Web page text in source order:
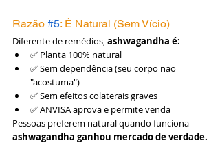
Razão #5: É Natural (Sem Vício)
Diferente de remédios, ashwagandha é:
✅ Planta 100% natural
✅ Sem dependência (seu corpo não
"acostuma")
✅ Sem efeitos colaterais graves
✅ ANVISA aprova e permite venda
Pessoas preferem natural quando funciona =
ashwagandha ganhou mercado de verdade.